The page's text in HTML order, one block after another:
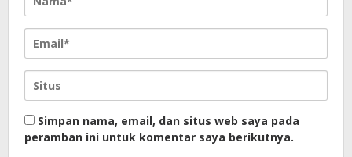
Simpan nama, email, dan situs web saya pada
peramban ini untuk komentar saya berikutnya.